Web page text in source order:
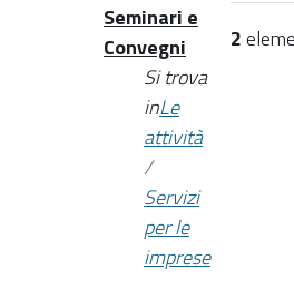
2
Seminari e
Convegni
Si trova
inLe
attività
/
Servizi
per le
imprese